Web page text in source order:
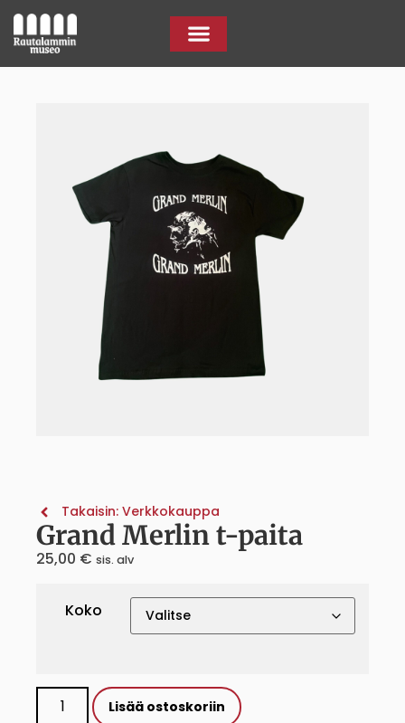
Takaisin: Verkkokauppa
Grand Merlin t-paita
25,00 € sis. alv
Koko
Lisää ostoskoriin